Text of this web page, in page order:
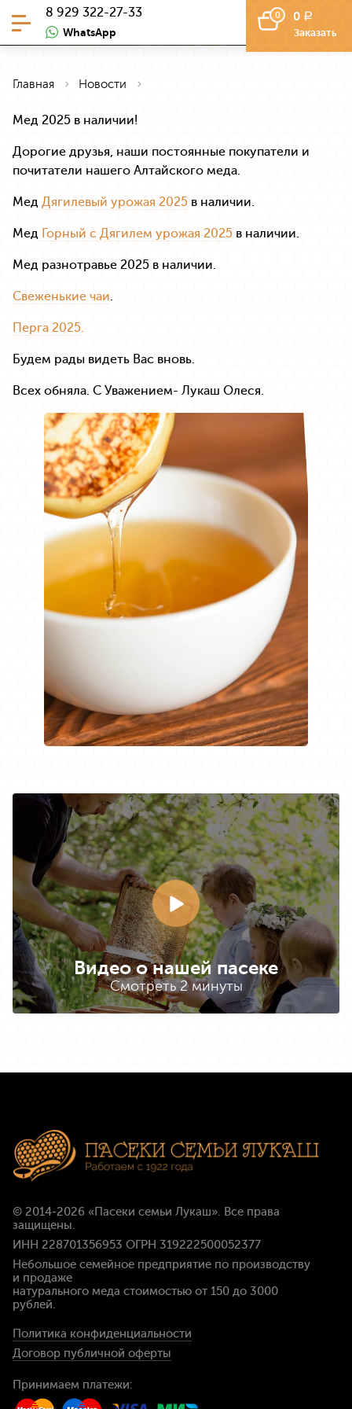
8 929 322-27-33
WhatsApp
0 0 a
Заказать
Главная Новости
Мед 2025 в наличии!
Дорогие друзья, наши постоянные покупатели и
почитатели нашего Алтайского меда.
Мед Дягилевый урожая 2025 в наличии.
Мед Горный с Дягилем урожая 2025 в наличии.
Мед разнотравье 2025 в наличии.
Свеженькие чаи.
Перга 2025.
Будем рады видеть Вас вновь.
Всех обняла. С Уважением- Лукаш Олеся.
Видео о нашей пасеке
Смотреть 2 минуты
© 2014-2026 «Пасеки семьи Лукаш» . Все права
защищены.
ИНН 228701356953 ОГРН 319222500052377
Небольшое семейное предприятие по производству
и продаже
натурального меда стоимостью от 150 до 3000
рублей
Политика конфиденциальности
Договор публичной оферты
Принимаем платежи: